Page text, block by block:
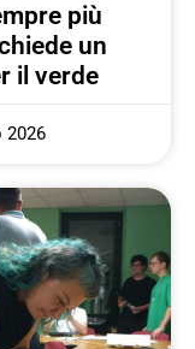
più
un
il verde
2026